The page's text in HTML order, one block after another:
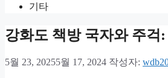
기타
강화도 책방 국자와 주걱
5월 23, 20255월 17, 2024 작성자: